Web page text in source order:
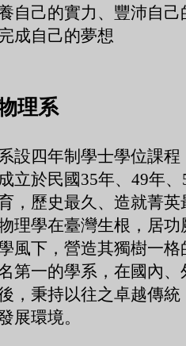
自己的實力、豐沛自
成自己的夢想
理系
設四年制學士學位課
立於民國35年、49年
，歷史最久、造就菁
理學在臺灣生根，居
風下，營造其獨樹一
第一的學系，在國內
，秉持以往之卓越傳
展環境。